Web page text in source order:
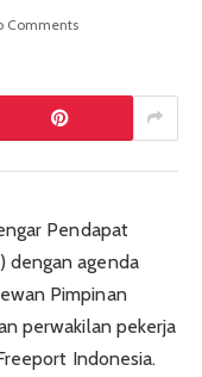
Comments
Pendapat
dengan agenda
Pimpinan
perwakilan pekerja
Indonesia.